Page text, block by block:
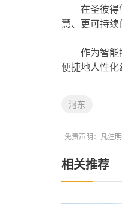
在圣彼得
慧、更可持续
作为智能
便捷地人性化
河东
免责声明：凡注
相关推荐